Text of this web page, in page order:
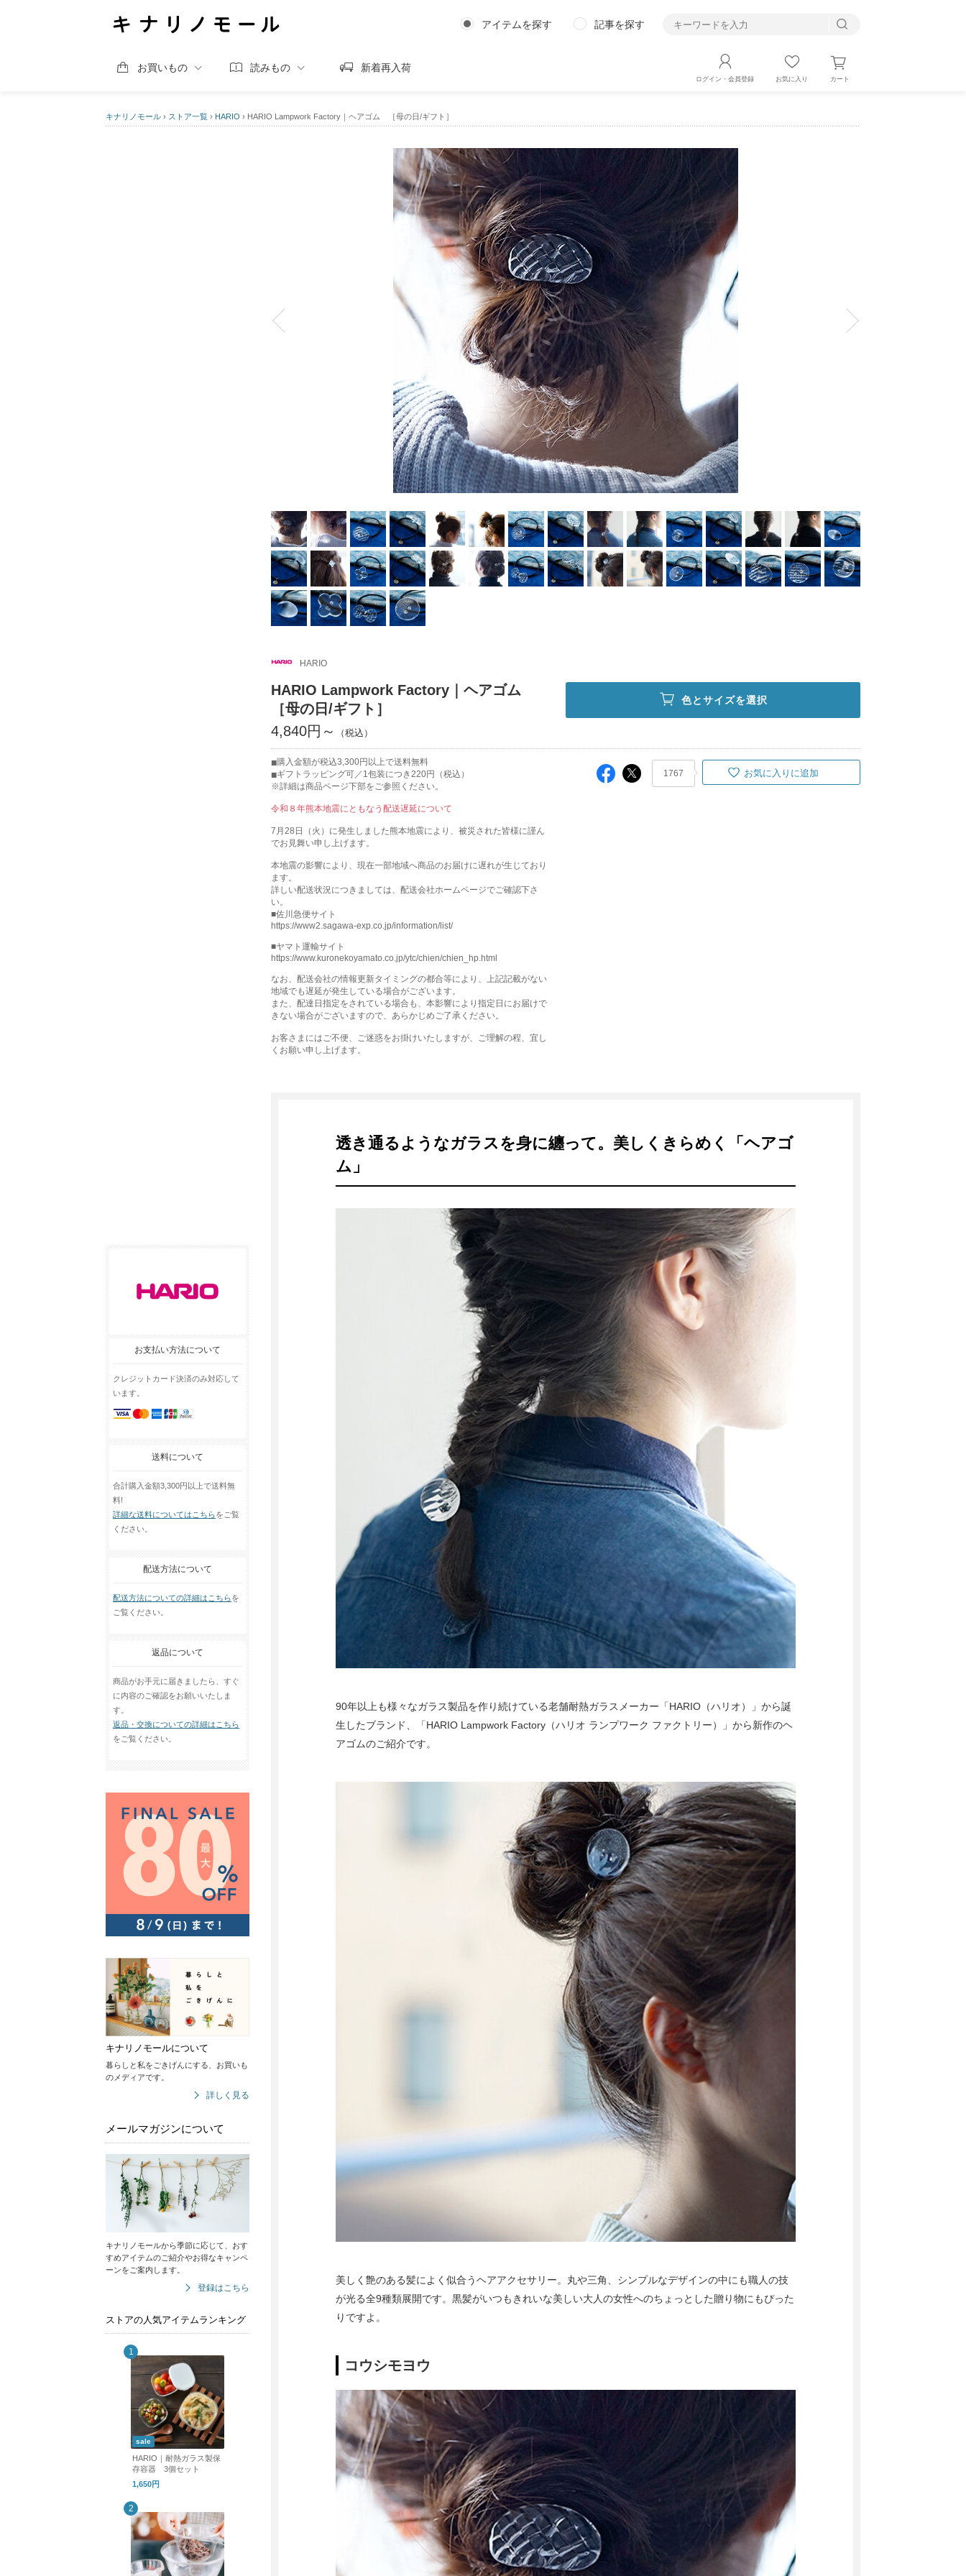
アイテムを探す 記事を探す
お買いもの 読みもの 新着再入荷
ログイン・会員登録 お気に入り カート
キナリノモール › ストア一覧 › HARIO › HARIO Lampwork Factory｜ヘアゴム ［母の日/ギフト］
お支払い方法について
クレジットカード決済のみ対応して
います。
送料について
合計購入金額3,300円以上で送料無
料!
詳細な送料についてはこちらをご覧
ください。
配送方法について
配送方法についての詳細はこちらを
ご覧ください。
返品について
商品がお手元に届きましたら、すぐ
に内容のご確認をお願いいたしま
す。
返品・交換についての詳細はこちら
をご覧ください。
キナリノモールについて
暮らしと私をごきげんにする、お買いも
のメディアです。
詳しく見る
メールマガジンについて
キナリノモールから季節に応じて、おす
すめアイテムのご紹介やお得なキャンペ
ーンをご案内します。
登録はこちら
ストアの人気アイテムランキング
sale
HARIO｜耐熱ガラス製保
存容器 3個セット
1,650円
HARIO
HARIO Lampwork Factory｜ヘアゴム
［母の日/ギフト］
4,840円～
色とサイズを選択
購入金額が税込3,300円以上で送料無料
ギフトラッピング可／1包装につき220円（税込）
※詳細は商品ページ下部をご参照ください。
令和８年熊本地震にともなう配送遅延について
7月28日（火）に発生しました熊本地震により、被災された皆様に謹ん
でお見舞い申し上げます。
本地震の影響により、現在一部地域へ商品のお届けに遅れが生じており
ます。
詳しい配送状況につきましては、配送会社ホームページでご確認下さ
い。
■佐川急便サイト
https://www2.sagawa-exp.co.jp/information/list/
■ヤマト運輸サイト
https://www.kuronekoyamato.co.jp/ytc/chien/chien_hp.html
なお、配送会社の情報更新タイミングの都合等により、上記記載がない
地域でも遅延が発生している場合がございます。
また、配達日指定をされている場合も、本影響により指定日にお届けで
きない場合がございますので、あらかじめご了承ください。
お客さまにはご不便、ご迷惑をお掛けいたしますが、ご理解の程、宜し
くお願い申し上げます。
1767 お気に入りに追加
透き通るようなガラスを身に纏って。美しくきらめく「ヘアゴ
ム」
90年以上も様々なガラス製品を作り続けている老舗耐熱ガラスメーカー「HARIO（ハリオ）」から誕
生したブランド、「HARIO Lampwork Factory（ハリオ ランプワーク ファクトリー）」から新作のヘ
アゴムのご紹介です。
美しく艶のある髪によく似合うヘアアクセサリー。丸や三角、シンプルなデザインの中にも職人の技
が光る全9種類展開です。黒髪がいつもきれいな美しい大人の女性へのちょっとした贈り物にもぴった
りですよ。
コウシモヨウ